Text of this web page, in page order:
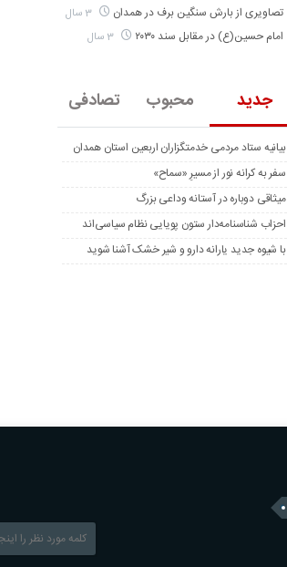
جدید محبوب تصادفی
بیانیه ستاد مردمی خدمتگزاران اربعین استان همدان
سفر به کرانه‌ نور از مسیرِ «سماح»
میثاقی دوباره در آستانه‌ وداعی بزرگ
احزاب شناسنامه‌دار ستون پویایی نظام سیاسی‌اند
با شیوه جدید یارانه دارو و شیر خشک آشنا شوید
تصاویری از بارش سنگین برف در همدان 3 سال
امام حسین(ع) در مقابل سند ۲۰۳۰ 3 سال